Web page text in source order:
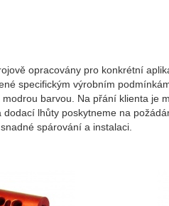
opracovány pro konkrétní
specifickým výrobním
barvou. Na přání klienta je
lhůty poskytneme na
spárování a instalaci.